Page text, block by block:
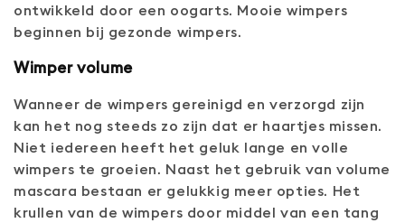
ontwikkeld door een oogarts. Mooie wimpers
beginnen bij gezonde wimpers.
Wimper volume
Wanneer de wimpers gereinigd en verzorgd zijn
kan het nog steeds zo zijn dat er haartjes missen.
Niet iedereen heeft het geluk lange en volle
wimpers te groeien. Naast het gebruik van volume
mascara bestaan er gelukkig meer opties. Het
krullen van de wimpers door middel van een tang